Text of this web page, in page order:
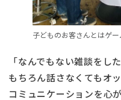
子どものお客さんとはゲ
「なんでもない雑談をし
もちろん話さなくてもオ
コミュニケーションを心